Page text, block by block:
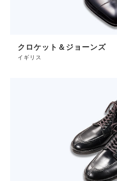
クロケット＆ジョーンズ
イギリス